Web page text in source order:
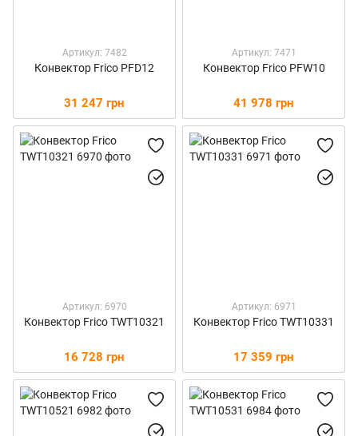
Артикул: 7482
Конвектор Frico PFD12
31 247 грн
Артикул: 7471
Конвектор Frico PFW10
41 978 грн
Артикул: 6970
Конвектор Frico TWT10321
16 728 грн
Артикул: 6971
Конвектор Frico TWT10331
17 359 грн